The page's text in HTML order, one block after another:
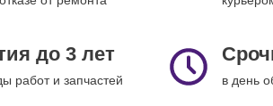
до 3 лет
работ и запчастей в день